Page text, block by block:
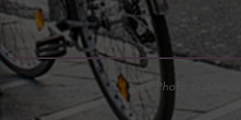
Photo © Artepub